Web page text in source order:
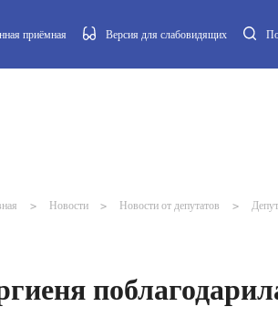
приёмная Версия для слабовидящих
> Новости > Новости от депутатов >